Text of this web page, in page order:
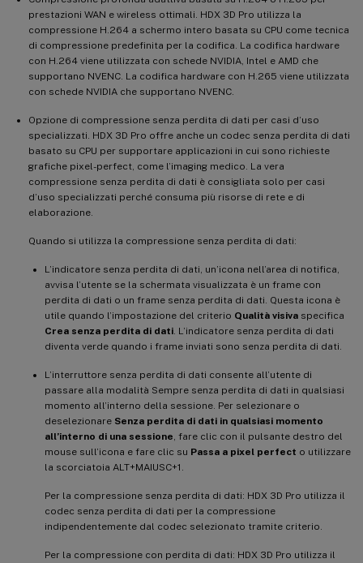
prestazioni WAN e wireless ottimali. HDX 3D Pro utilizza la
compressione H.264 a schermo intero basata su CPU come tecnica
di compressione predefinita per la codifica. La codifica hardware
con H.264 viene utilizzata con schede NVIDIA, Intel e AMD che
supportano NVENC. La codifica hardware con H.265 viene utilizzata
con schede NVIDIA che supportano NVENC.
Opzione di compressione senza perdita di dati per casi d’uso
specializzati. HDX 3D Pro offre anche un codec senza perdita di dati
basato su CPU per supportare applicazioni in cui sono richieste
grafiche pixel-perfect, come l’imaging medico. La vera
compressione senza perdita di dati è consigliata solo per casi
d’uso specializzati perché consuma più risorse di rete e di
elaborazione.
Quando si utilizza la compressione senza perdita di dati:
L’indicatore senza perdita di dati, un’icona nell’area di notifica,
avvisa l’utente se la schermata visualizzata è un frame con
perdita di dati o un frame senza perdita di dati. Questa icona è
utile quando l’impostazione del criterio Qualità visiva specifica
Crea senza perdita di dati . L’indicatore senza perdita di dati
diventa verde quando i frame inviati sono senza perdita di dati.
L’interruttore senza perdita di dati consente all’utente di
passare alla modalità Sempre senza perdita di dati in qualsiasi
momento all’interno della sessione. Per selezionare o
deselezionare Senza perdita di dati in qualsiasi momento
all’interno di una sessione , fare clic con il pulsante destro del
mouse sull’icona e fare clic su Passa a pixel perfect o utilizzare
la scorciatoia ALT+MAIUSC+1.
Per la compressione senza perdita di dati: HDX 3D Pro utilizza il
codec senza perdita di dati per la compressione
indipendentemente dal codec selezionato tramite criterio.
Per la compressione con perdita di dati: HDX 3D Pro utilizza il